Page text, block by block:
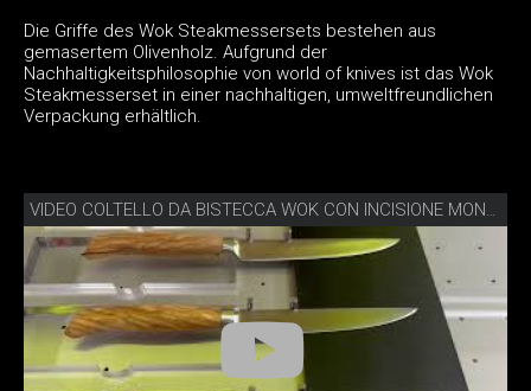
Die Griffe des Wok Steakmessersets bestehen aus
gemasertem Olivenholz. Aufgrund der
Nachhaltigkeitsphilosophie von world of knives ist das Wok
Steakmesserset in einer nachhaltigen, umweltfreundlichen
Verpackung erhältlich.